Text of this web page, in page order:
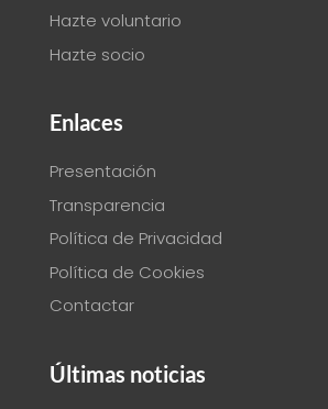
Hazte voluntario
Hazte socio
Enlaces
Presentación
Transparencia
Política de Privacidad
Política de Cookies
Contactar
Últimas noticias